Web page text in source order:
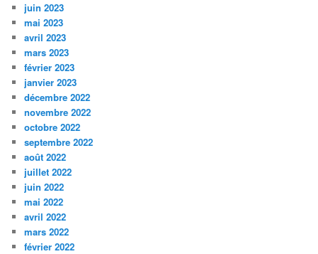
juin 2023
mai 2023
avril 2023
mars 2023
février 2023
janvier 2023
décembre 2022
novembre 2022
octobre 2022
septembre 2022
août 2022
juillet 2022
juin 2022
mai 2022
avril 2022
mars 2022
février 2022